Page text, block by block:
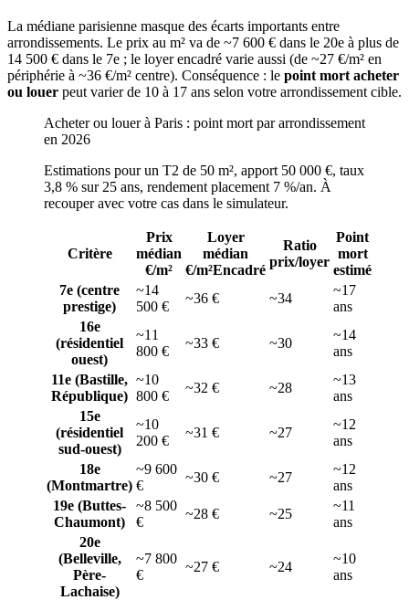
La médiane parisienne masque des écarts importants entre
arrondissements. Le prix au m² va de ~7 600 € dans le 20e à plus de
14 500 € dans le 7e ; le loyer encadré varie aussi (de ~27 €/m² en
périphérie à ~36 €/m² centre). Conséquence : le point mort acheter
ou louer peut varier de 10 à 17 ans selon votre arrondissement cible.
Acheter ou louer à Paris : point mort par arrondissement
en 2026
Estimations pour un T2 de 50 m², apport 50 000 €, taux
3,8 % sur 25 ans, rendement placement 7 %/an. À
recouper avec votre cas dans le simulateur.
Critère
Prix
médian
€/m²
Loyer
médian
€/m²Encadré
Ratio
prix/loyer
Point
mort
estimé
7e (centre
prestige)
~14
500 €
~36 € ~34
~17
ans
16e
(résidentiel
ouest)
~11
800 €
~33 € ~30
~14
ans
11e (Bastille,
République)
~10
800 €
~32 € ~28
~13
ans
15e
(résidentiel
sud-ouest)
~10
200 €
~31 € ~27
~12
ans
18e
(Montmartre)
~9 600
€
~30 € ~27
~12
ans
19e (Buttes-
Chaumont)
~8 500
€
~28 € ~25
~11
ans
20e
(Belleville,
Père-
Lachaise)
~7 800
€
~27 € ~24
~10
ans